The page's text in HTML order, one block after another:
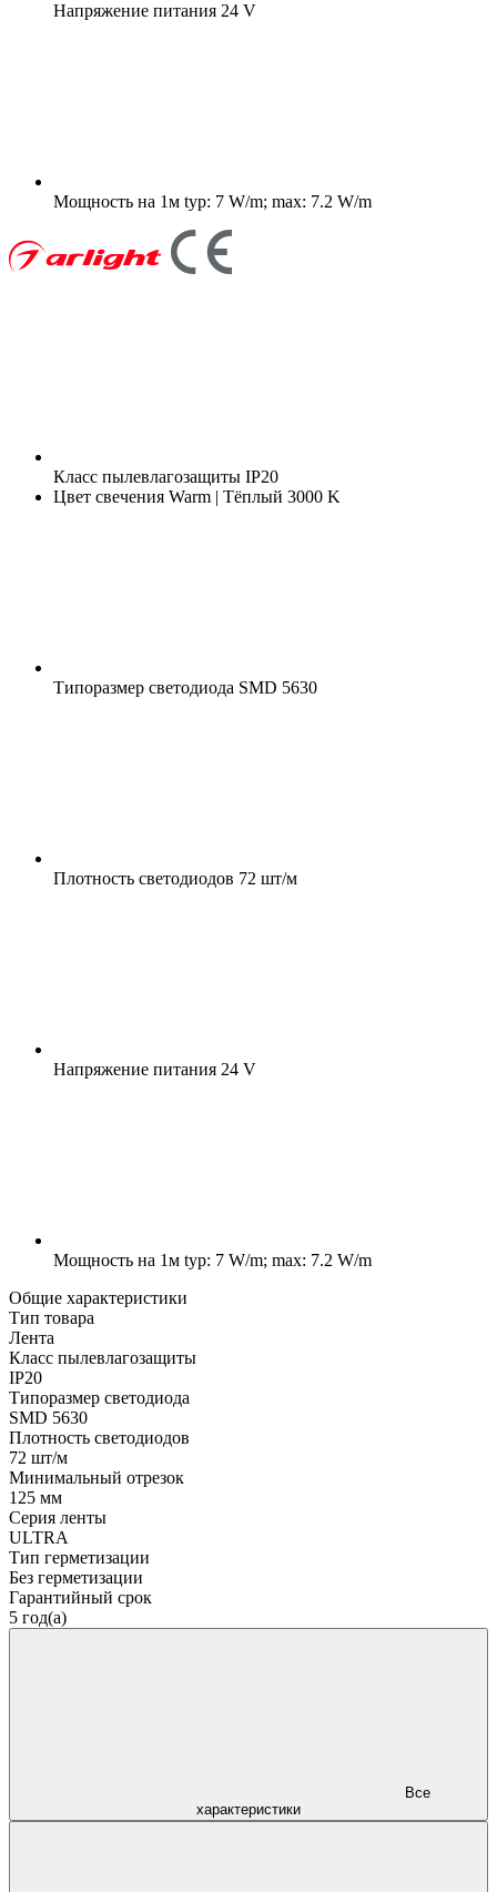
Напряжение питания 24 V
Мощность на 1м typ: 7 W/m; max: 7.2 W/m
Класс пылевлагозащиты IP20
Цвет свечения Warm | Тёплый 3000 K
Типоразмер светодиода SMD 5630
Плотность светодиодов 72 шт/м
Напряжение питания 24 V
Мощность на 1м typ: 7 W/m; max: 7.2 W/m
Общие характеристики
Тип товара
Лента
Класс пылевлагозащиты
IP20
Типоразмер светодиода
SMD 5630
Плотность светодиодов
72 шт/м
Минимальный отрезок
125 мм
Серия ленты
ULTRA
Тип герметизации
Без герметизации
Гарантийный срок
5 год(а)
характеристики